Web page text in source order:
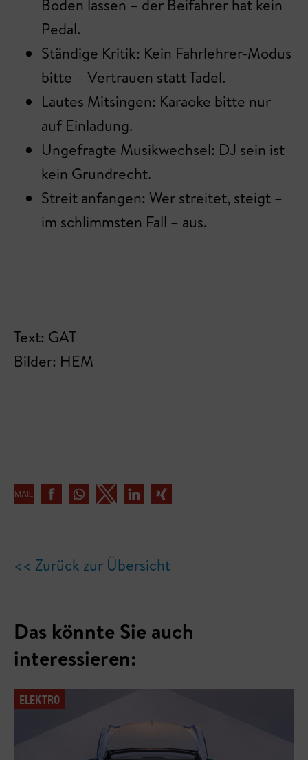
Boden lassen – der Beifahrer hat kein
Pedal.
Ständige Kritik: Kein Fahrlehrer-Modus
bitte – Vertrauen statt Tadel.
Lautes Mitsingen: Karaoke bitte nur
auf Einladung.
Ungefragte Musikwechsel: DJ sein ist
kein Grundrecht.
Streit anfangen: Wer streitet, steigt –
im schlimmsten Fall – aus.
Text: GAT
Bilder: HEM
<< Zurück zur Übersicht
Das könnte Sie auch
interessieren:
ELEKTRO